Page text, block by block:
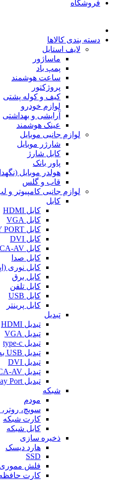
فروشگاه
دسته بندی کالاها
لایف استایل
ماساژور
پمپ باد
ساعت هوشمند
پروژکتور
کیف و کوله پشتی
لوازم خودرو
آرایشی و بهداشتی
عینک هوشمند
لوازم جانبی موبایل
شارژر موبایل
کابل شارژ
پاور بانک
هولدر موبایل
قاب و گلس
لوازم جانبی کامپیوتر و
کابل
کابل HDMI
کابل VGA
کابل DISPLAY PORT
کابل DVI
کابل RCA-AV
کابل صدا
کابل نوری
کابل برق
کابل تلفن
کابل USB
کابل پرینتر
تبدیل
تبدیل HDMI
تبدیل VGA
تبدیل type-c
تبدیل USB به LAN
تبدیل DVI
تبدیل RCA-AV
تبدیل Display Port
شبکه
مودم
سویچ،
کارت شبکه
کابل شبکه
ذخیره سازی
هارد دیسک
SSD
فلش مموری
کارت